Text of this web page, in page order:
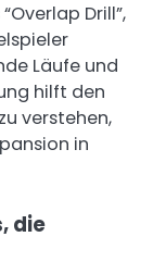
Drill”,
Läufe und
hilft den
verstehen,
in
die